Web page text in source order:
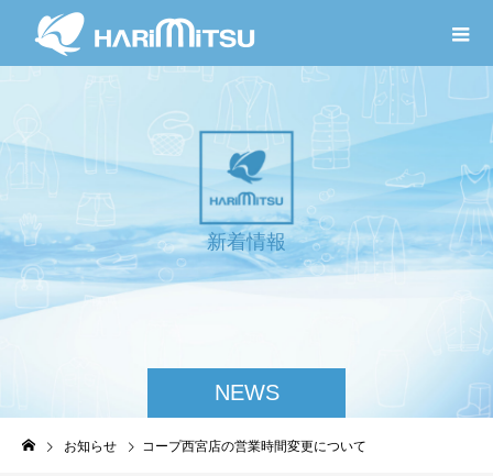
NEWS
新着情報
お知らせ コープ西宮店の営業時間変更について